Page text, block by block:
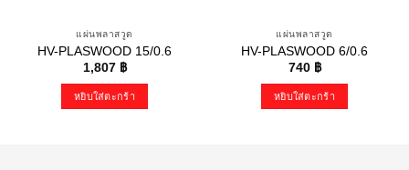
แผ่นพลาสวูด
HV-PLASWOOD 15/0.6
1,807 ฿
หยิบใส่ตะกร้า
แผ่นพลาสวูด
HV-PLASWOOD 6/0.6
740 ฿
หยิบใส่ตะกร้า